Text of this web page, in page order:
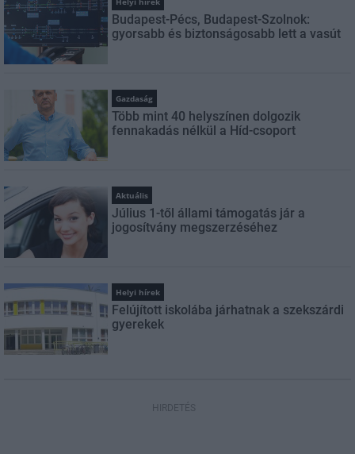
Budapest-Pécs, Budapest-Szolnok:
gyorsabb és biztonságosabb lett a vasút
Gazdaság
Több mint 40 helyszínen dolgozik
fennakadás nélkül a Híd-csoport
Aktuális
Július 1-től állami támogatás jár a
jogosítvány megszerzéséhez
Helyi hírek
Felújított iskolába járhatnak a szekszárdi
gyerekek
HIRDETÉS